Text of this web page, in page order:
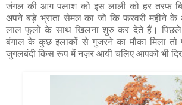
जंगल की आग पलाश को इस लाली को हर तरफ
अपने बड़े भ्राता सेमल का जो कि फरवरी महीने
लाल फूलों के साथ खिलना शुरु कर देते हैं।
बंगाल के कुछ इलाकों से गुजरने का मौका मिला
जुगलबंदी किस रूप में नज़र आयी चलिए आपको भी